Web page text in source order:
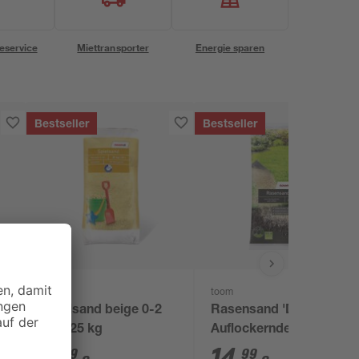
Miettransporter Energie sparen
l
Bestseller
toom
Spielsand beige 0-2
mm 25 kg
29
Bestseller
toom
Rasensand 'Der
Auflockernde' 25 kg
99